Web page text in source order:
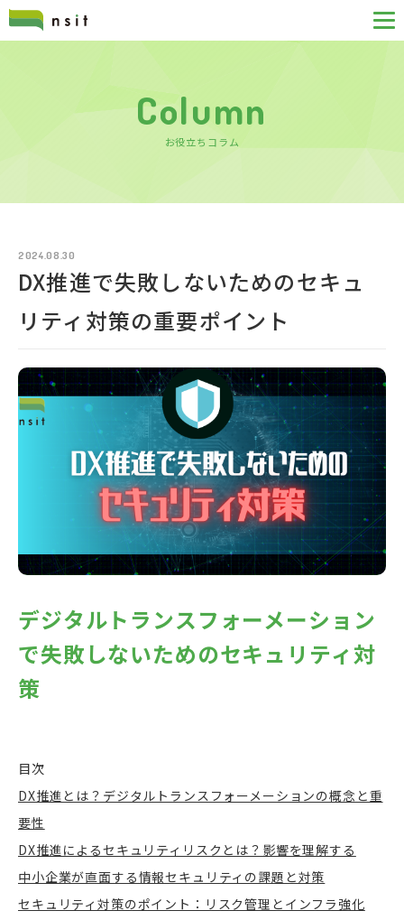
Column
お役立ちコラム
2024.08.30
DX推進で失敗しないためのセキュ
リティ対策の重要ポイント
デジタルトランスフォーメーション
で失敗しないためのセキュリティ対
策
目次
DX推進とは？デジタルトランスフォーメーションの概念と重
要性
DX推進によるセキュリティリスクとは？影響を理解する
中小企業が直面する情報セキュリティの課題と対策
セキュリティ対策のポイント：リスク管理とインフラ強化